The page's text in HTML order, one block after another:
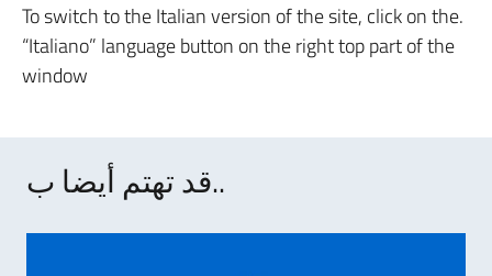
.To switch to the Italian version of the site, click on the
“Italiano” language button on the right top part of the
window
قد تهتم أيضا ب..